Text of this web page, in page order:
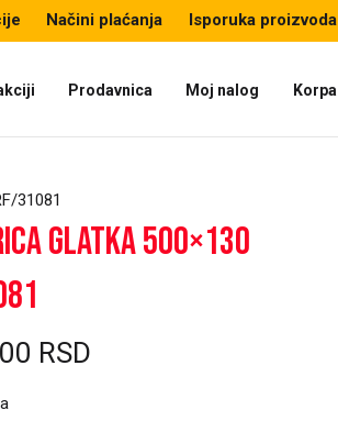
Načini plaćanja Isporuka proizvoda
Prodavnica Moj nalog Korpa
31081
glatka 500×130
RSD